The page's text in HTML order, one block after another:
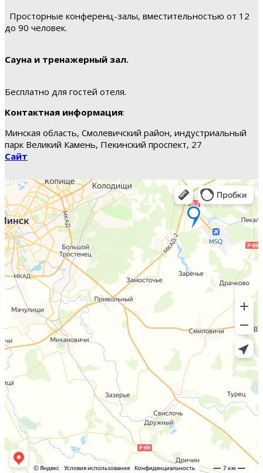
Просторные конференц-залы, вместительностью от 12
до 90 человек.
Сауна и тренажерный зал.
Бесплатно для гостей отеля.
Контактная информация:
Минская область, Смолевичский район, индустриальный
парк Великий Камень, Пекинский проспект, 27
Сайт